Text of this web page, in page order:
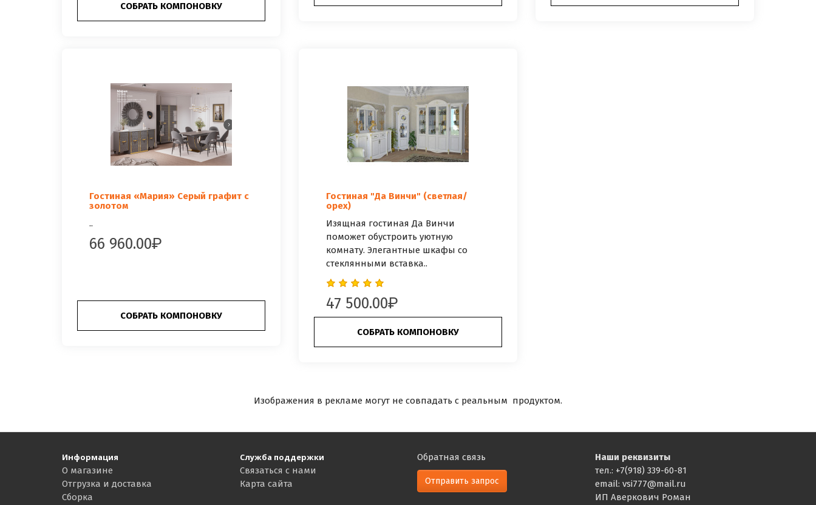
СОБРАТЬ КОМПОНОВКУ
Гостиная «Мария» Серый графит с
золотом
..
66 960.00
СОБРАТЬ КОМПОНОВКУ
Гостиная "Да Винчи" (светлая/
орех)
Изящная гостиная Да Винчи
поможет обустроить уютную
комнату. Элегантные шкафы со
стеклянными вставка..
47 500.00
СОБРАТЬ КОМПОНОВКУ
Изображения в рекламе могут не совпадать с реальным продуктом.
Информация
О магазине
Отгрузка и доставка
Сборка
Служба поддержки
Связаться с нами
Карта сайта
Обратная связь
Отправить запрос
Наши реквизиты
тел.: +7(918) 339-60-81
email: vsi777@mail.ru
ИП Аверкович Роман